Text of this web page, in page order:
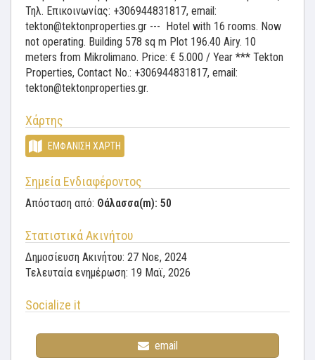
Τηλ. Επικοινωνίας: +306944831817, email:
tekton@tektonproperties.gr --- Hotel with 16 rooms. Now
not operating. Building 578 sq m Plot 196.40 Airy. 10
meters from Mikrolimano. Price: € 5.000 / Year *** Tekton
Properties, Contact No.: +306944831817, email:
tekton@tektonproperties.gr.
Χάρτης
ΕΜΦΆΝΙΣΗ ΧΆΡΤΗ
Σημεία Ενδιαφέροντος
Απόσταση από: Θάλασσα(m): 50
Στατιστικά Ακινήτου
Δημοσίευση Ακινήτου: 27 Νοε, 2024
Τελευταία ενημέρωση: 19 Μαϊ, 2026
Socialize it
email